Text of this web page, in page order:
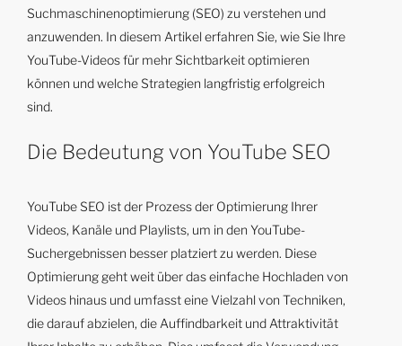
Suchmaschinenoptimierung (SEO) zu verstehen und
anzuwenden. In diesem Artikel erfahren Sie, wie Sie Ihre
YouTube-Videos für mehr Sichtbarkeit optimieren
können und welche Strategien langfristig erfolgreich
sind.
Die Bedeutung von YouTube SEO
YouTube SEO ist der Prozess der Optimierung Ihrer
Videos, Kanäle und Playlists, um in den YouTube-
Suchergebnissen besser platziert zu werden. Diese
Optimierung geht weit über das einfache Hochladen von
Videos hinaus und umfasst eine Vielzahl von Techniken,
die darauf abzielen, die Auffindbarkeit und Attraktivität